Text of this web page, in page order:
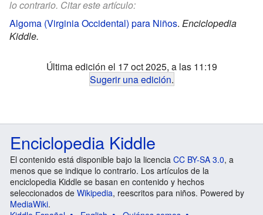
lo contrario. Citar este artículo:
Algoma (Virginia Occidental) para Niños. Enciclopedia
Kiddle.
Última edición el 17 oct 2025, a las 11:19
Sugerir una edición.
Enciclopedia Kiddle
El contenido está disponible bajo la licencia CC BY-SA 3.0, a
menos que se indique lo contrario. Los artículos de la
enciclopedia Kiddle se basan en contenido y hechos
seleccionados de Wikipedia, reescritos para niños. Powered by
MediaWiki.